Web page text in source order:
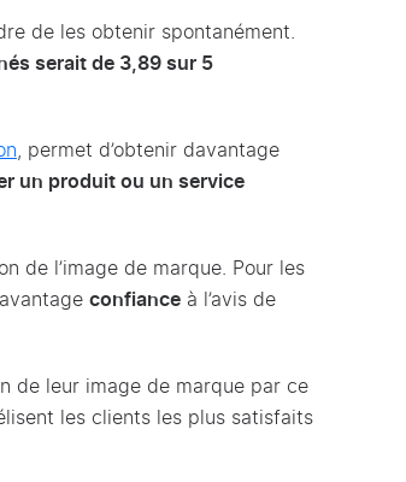
de les obtenir spontanément.
serait de 3,89 sur 5
, permet d’obtenir davantage
un produit ou un service
de l’image de marque. Pour les
confiance à l’avis de
de leur image de marque par ce
les clients les plus satisfaits